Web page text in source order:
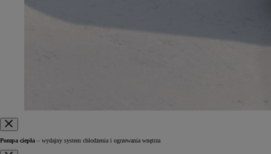
Pompa ciepła – wydajny system chłodzenia i ogrzewania wnętrza